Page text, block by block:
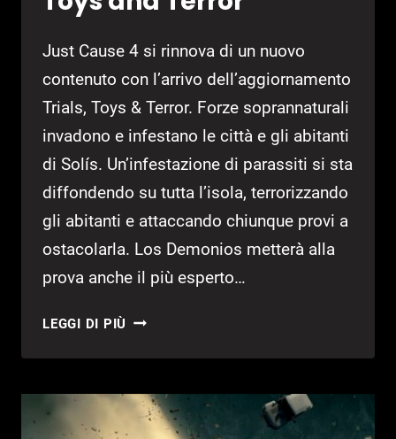
Just Cause 4 si rinnova di un nuovo
contenuto con l’arrivo dell’aggiornamento
Trials, Toys & Terror. Forze soprannaturali
invadono e infestano le città e gli abitanti
di Solís. Un’infestazione di parassiti si sta
diffondendo su tutta l’isola, terrorizzando
gli abitanti e attaccando chiunque provi a
ostacolarla. Los Demonios metterà alla
prova anche il più esperto…
LEGGI DI PIÙ JUST
4:
L’AGGIORNAMENTO
TRIALS,